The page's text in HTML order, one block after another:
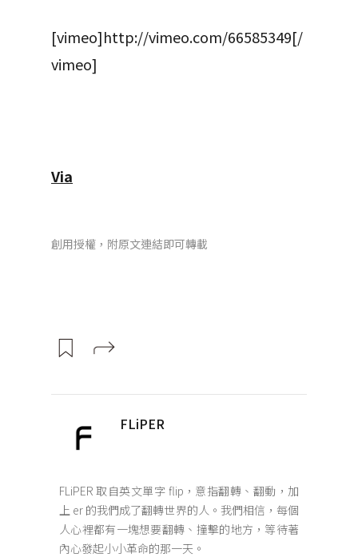
[vimeo]http://vimeo.com/66585349[/
vimeo]
Via
創用授權，附原文連結即可轉載
FLiPER
FLiPER 取自英文單字 flip，意指翻轉、翻動，加
上 er 的我們成了翻轉世界的人。我們相信，每個
人心裡都有一塊想要翻轉、撞擊的地方，等待著
內心發起小小革命的那一天。